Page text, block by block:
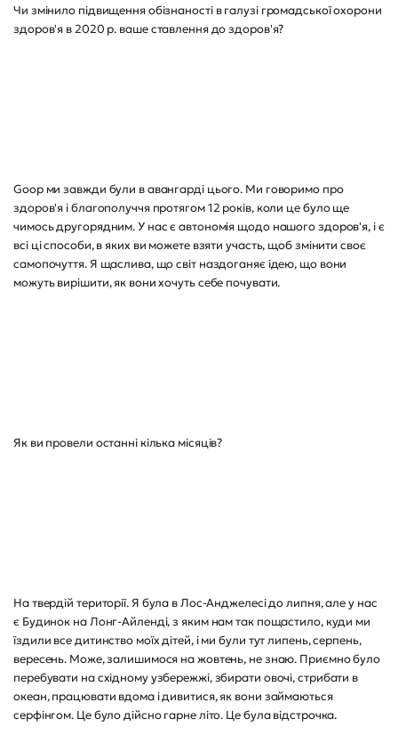
Чи змінило підвищення обізнаності в галузі громадської охорони
здоров'я в 2020 р. ваше ставлення до здоров'я?
Goop ми завжди були в авангарді цього. Ми говоримо про
здоров'я і благополуччя протягом 12 років, коли це було ще
чимось другорядним. У нас є автономія щодо нашого здоров'я, і є
всі ці способи, в яких ви можете взяти участь, щоб змінити своє
самопочуття. Я щаслива, що світ наздоганяє ідею, що вони
можуть вирішити, як вони хочуть себе почувати.
Як ви провели останні кілька місяців?
На твердій території. Я була в Лос-Анджелесі до липня, але у нас
є Будинок на Лонг-Айленді, з яким нам так пощастило, куди ми
їздили все дитинство моїх дітей, і ми були тут липень, серпень,
вересень. Може, залишимося на жовтень, не знаю. Приємно було
перебувати на східному узбережжі, збирати овочі, стрибати в
океан, працювати вдома і дивитися, як вони займаються
серфінгом. Це було дійсно гарне літо. Це була відстрочка.